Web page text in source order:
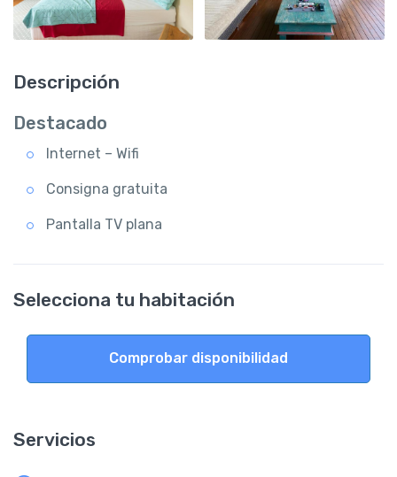
Descripción
Destacado
Internet – Wifi
Consigna gratuita
Pantalla TV plana
Selecciona tu habitación
Comprobar disponibilidad
Servicios